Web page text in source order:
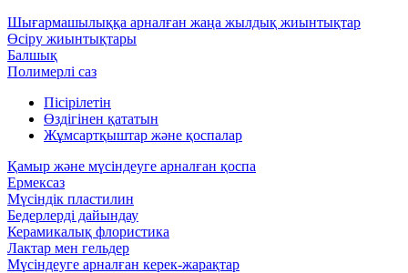
Шығармашылыққа арналған жаңа жылдық жиынтықтар
Өсіру жиынтықтары
Балшық
Полимерлі саз
Пісірілетін
Өздігінен қататын
Жұмсартқыштар және қоспалар
Қамыр және мүсіндеуге арналған қоспа
Ермексаз
Мүсіндік пластилин
Бедерлерді дайындау
Керамикалық флористика
Лактар мен гельдер
Мүсіндеуге арналған керек-жарақтар